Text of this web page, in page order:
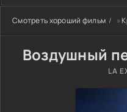
Смотреть хороший фильм »
Воздушный
LA